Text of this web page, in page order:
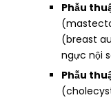
Phẫu
(breast
ngực nội
Phẫu